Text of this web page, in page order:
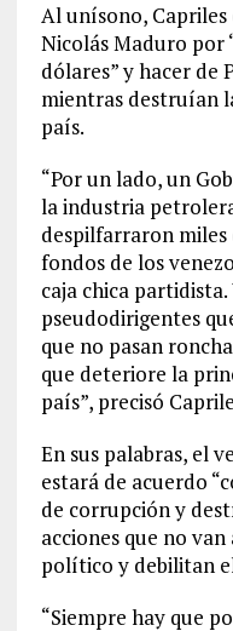
Al unísono,
Nicolás Maduro por
dólares” y hacer de
mientras destruían
país.
“Por un lado, un
la industria
despilfarraron miles
fondos de los
caja chica
pseudodirigentes
que no pasan
que deteriore la
país”, precisó
En sus palabras, el
estará de acuerdo
de corrupción y
acciones que no
político y debilitan
“Siempre hay que